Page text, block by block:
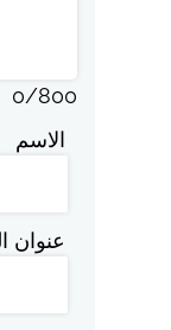
0/800
الاسم
عنوان